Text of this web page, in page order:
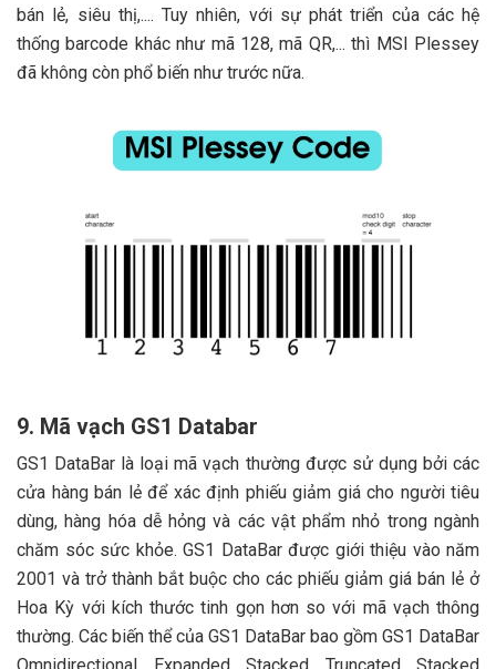
bán lẻ, siêu thị,.... Tuy nhiên, với sự phát triển của các hệ
thống barcode khác như mã 128, mã QR,... thì MSI Plessey
đã không còn phổ biến như trước nữa.
9. Mã vạch GS1 Databar
GS1 DataBar là loại mã vạch thường được sử dụng bởi các
cửa hàng bán lẻ để xác định phiếu giảm giá cho người tiêu
dùng, hàng hóa dễ hỏng và các vật phẩm nhỏ trong ngành
chăm sóc sức khỏe. GS1 DataBar được giới thiệu vào năm
2001 và trở thành bắt buộc cho các phiếu giảm giá bán lẻ ở
Hoa Kỳ với kích thước tinh gọn hơn so với mã vạch thông
thường. Các biến thể của GS1 DataBar bao gồm GS1 DataBar